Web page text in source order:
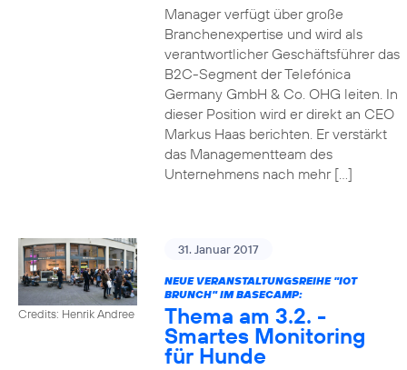
Manager verfügt über große
Branchenexpertise und wird als
verantwortlicher Geschäftsführer das
B2C-Segment der Telefónica
Germany GmbH & Co. OHG leiten. In
dieser Position wird er direkt an CEO
Markus Haas berichten. Er verstärkt
das Managementteam des
Unternehmens nach mehr […]
Credits: Henrik Andree
31. Januar 2017
NEUE VERANSTALTUNGSREIHE "IOT
BRUNCH" IM BASECAMP:
Thema am 3.2. -
Smartes Monitoring
für Hunde